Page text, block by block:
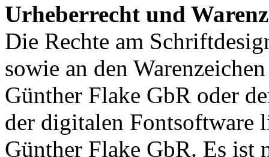
Urheberrecht und
Die Rechte am
sowie an den
Günther Flake GbR oder
der digitalen Fontsoftware
Günther Flake GbR. Es ist